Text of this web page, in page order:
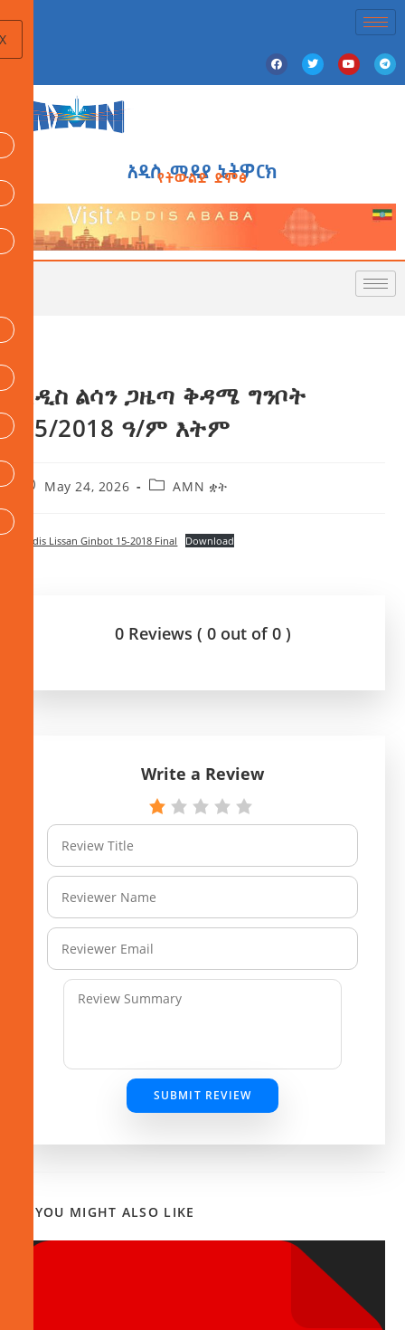
አዲስ ሚዲያ ኔትዎርክ
የትውልድ ድምፅ
አዲስ ልሳን ጋዜጣ ቅዳሜ ግንቦት
15/2018 ዓ/ም እትም
May 24, 2026 AMN ቋት
Addis Lissan Ginbot 15-2018 Final Download
0 Reviews ( 0 out of 0 )
Write a Review
SUBMIT REVIEW
YOU MIGHT ALSO LIKE